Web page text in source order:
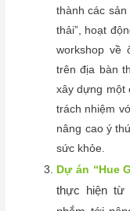
thành các sản
thải”, hoạt
workshop về
trên địa bàn
xây dựng một
trách nhiệm
nâng cao ý
sức khỏe.
Dự án “Hue
thực hiện từ